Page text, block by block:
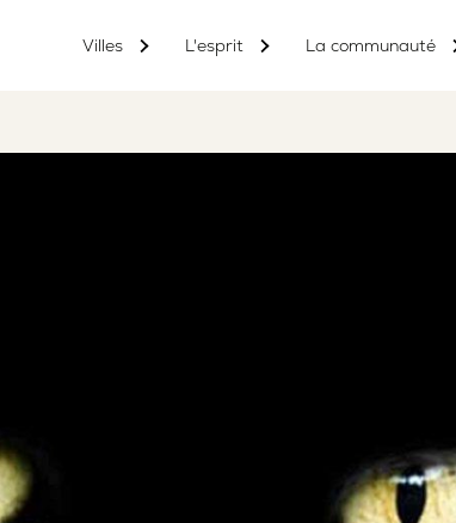
Villes L'esprit La communauté